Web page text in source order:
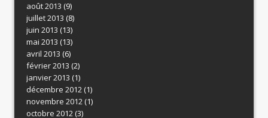
août 2013 (9)
juillet 2013 (8)
juin 2013 (13)
mai 2013 (13)
avril 2013 (6)
février 2013 (2)
janvier 2013 (1)
décembre 2012(1)
novembre 2012(1)
octobre 2012(3)